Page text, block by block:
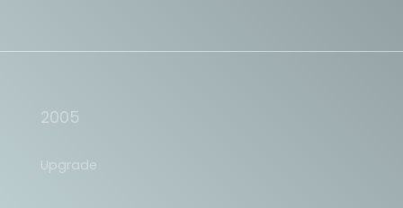
2005
Upgrade